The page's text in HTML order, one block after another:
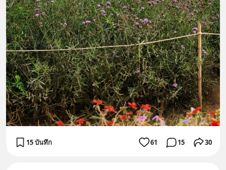
15 บันทึก 61 15 30